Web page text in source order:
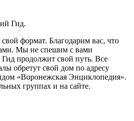
Гид.
формат. Благодарим вас, что
Мы не спешим с вами
продолжит свой путь. Все
обретут свой дом по адресу
«Воронежская Энциклопедия».
группах и на сайте.